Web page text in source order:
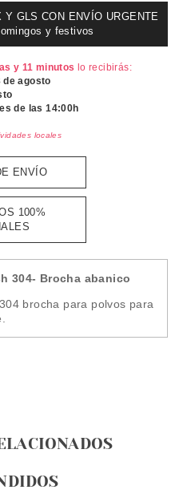
GLS CON ENVÍO URGENTE
y festivos
y 11 minutos lo recibirás:
de agosto
de las 14:00h
locales
ENVÍO
100%
304- Brocha abanico
brocha para polvos para